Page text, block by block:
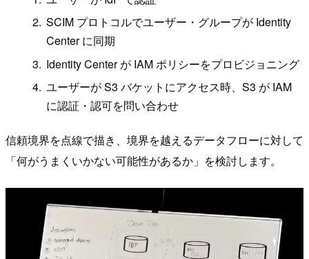
SCIM プロトコルでユーザー・グループが Identity
Center に同期
Identity Center が IAM ポリシーをプロビジョニング
ユーザーが S3 バケットにアクセス時、S3 が IAM
に認証・認可を問い合わせ
信頼境界を点線で描き、境界を越えるデータフローに対して
「何がうまくいかない可能性があるか」を検討します。